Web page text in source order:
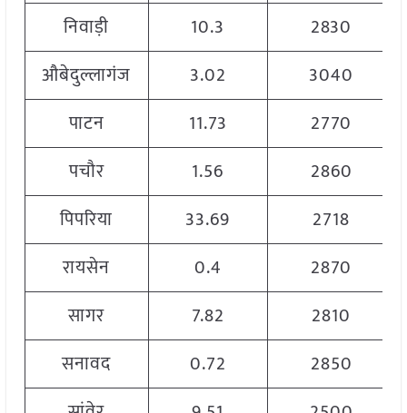
निवाड़ी
10.3
2830
औबेदुल्लागंज
3.02
3040
पाटन
11.73
2770
पचौर
1.56
2860
पिपरिया
33.69
2718
रायसेन
0.4
2870
सागर
7.82
2810
सनावद
0.72
2850